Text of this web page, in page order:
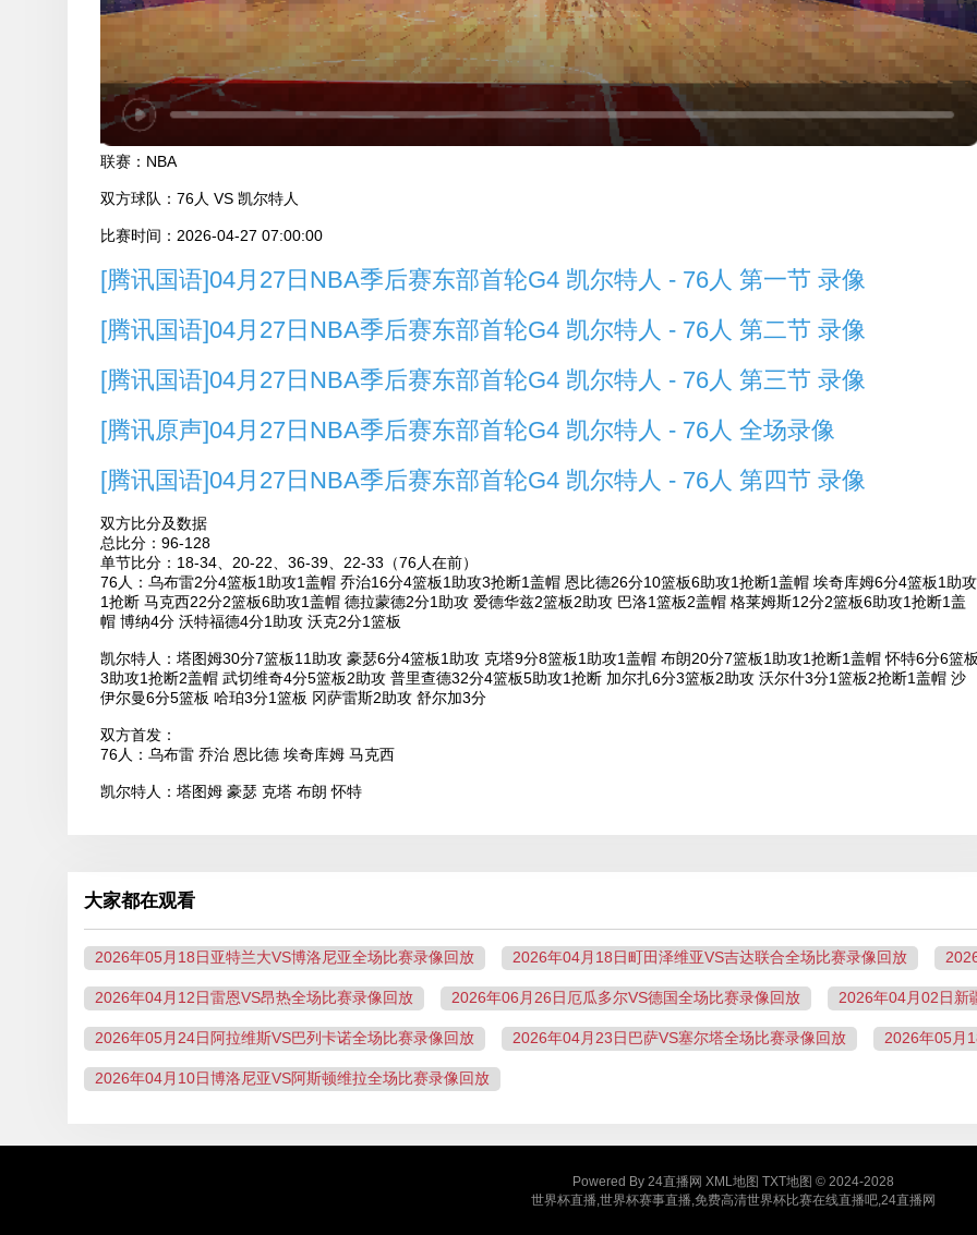
联赛： NBA
双方球队： 76人 VS 凯尔特人
比赛时间： 2026-04-27 07:00:00
[腾讯国语]04月27日NBA季后赛东部首轮G4 凯尔特人 - 76人 第一节 录像
[腾讯国语]04月27日NBA季后赛东部首轮G4 凯尔特人 - 76人 第二节 录像
[腾讯国语]04月27日NBA季后赛东部首轮G4 凯尔特人 - 76人 第三节 录像
[腾讯原声]04月27日NBA季后赛东部首轮G4 凯尔特人 - 76人 全场录像
[腾讯国语]04月27日NBA季后赛东部首轮G4 凯尔特人 - 76人 第四节 录像
双方比分及数据
总比分：96-128
单节比分：18-34、20-22、36-39、22-33（76人在前）
76人：乌布雷2分4篮板1助攻1盖帽 乔治16分4篮板1助攻3抢断1盖帽 恩比德26分10篮板6助攻1抢断1盖帽 埃奇库姆6分4篮板1助攻
1抢断 马克西22分2篮板6助攻1盖帽 德拉蒙德2分1助攻 爱德华兹2篮板2助攻 巴洛1篮板2盖帽 格莱姆斯12分2篮板6助攻1抢断1盖
帽 博纳4分 沃特福德4分1助攻 沃克2分1篮板
凯尔特人：塔图姆30分7篮板11助攻 豪瑟6分4篮板1助攻 克塔9分8篮板1助攻1盖帽 布朗20分7篮板1助攻1抢断1盖帽 怀特6分6篮
3助攻1抢断2盖帽 武切维奇4分5篮板2助攻 普里查德32分4篮板5助攻1抢断 加尔扎6分3篮板2助攻 沃尔什3分1篮板2抢断1盖帽 沙
伊尔曼6分5篮板 哈珀3分1篮板 冈萨雷斯2助攻 舒尔加3分
双方首发：
76人：乌布雷 乔治 恩比德 埃奇库姆 马克西
凯尔特人：塔图姆 豪瑟 克塔 布朗 怀特
大家都在观看
2026年05月18日亚特兰大VS博洛尼亚全场比赛录像回放 2026年04月18日町田泽维亚VS吉达联合全场比赛录像回放
2026年04月12日雷恩VS昂热全场比赛录像回放 2026年06月26日厄瓜多尔VS德国全场比赛录像回放 2026年04月02日新
2026年05月24日阿拉维斯VS巴列卡诺全场比赛录像回放 2026年04月23日巴萨VS塞尔塔全场比赛录像回放 2026年05月
2026年04月10日博洛尼亚VS阿斯顿维拉全场比赛录像回放
Powered By 24直播网 XML地图 TXT地图 © 2024-2028
世界杯直播,世界杯赛事直播,免费高清世界杯比赛在线直播吧,24直播网